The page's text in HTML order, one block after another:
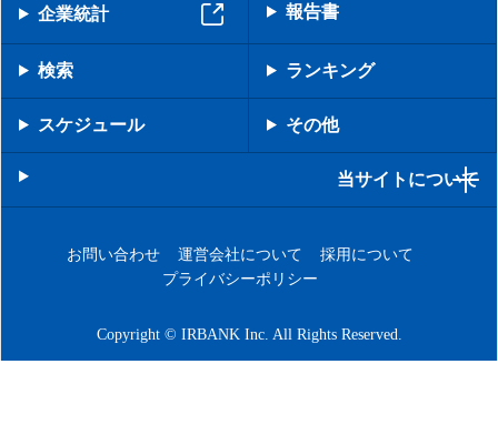
企業統計 報告書
検索 ランキング
スケジュール その他
当サイトについて
お問い合わせ 運営会社について
採用について
プライバシーポリシー
Copyright © IRBANK Inc. All Rights Reserved.